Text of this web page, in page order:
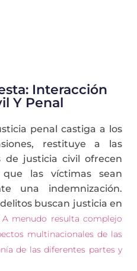
Interacción
Y Penal
penal castiga a los
restituye a las
de justicia civil ofrecen
las víctimas sean
una indemnización.
buscan justicia en
A menudo resulta complejo
multinacionales de las
de las diferentes partes y